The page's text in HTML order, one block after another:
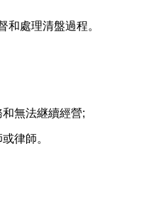
和處理清盤過程。
無法継續經營;
律師。